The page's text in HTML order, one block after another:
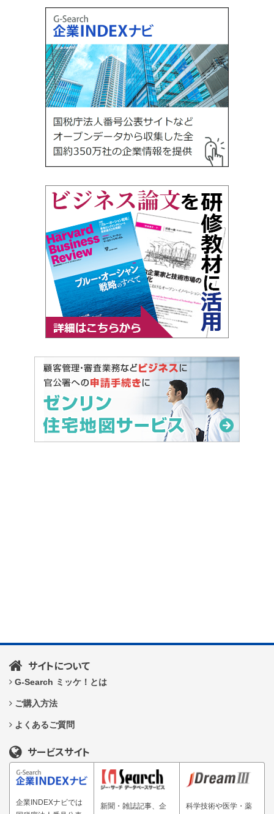
サイトについて
G-Search ミッケ！とは
ご購入方法
よくあるご質問
サービスサイト
企業INDEXナビでは
新聞・雑誌記事、企 科学技術や医学・薬